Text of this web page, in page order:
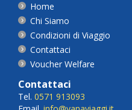
Home
Chi Siamo
Condizioni di Viaggio
Contattaci
Voucher Welfare
Contattaci
Tel. 0571 913093